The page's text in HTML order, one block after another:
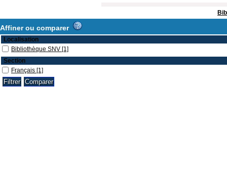
Affiner ou comparer
Localisation
Bibliothèque SNV [1]
Section
Français [1]